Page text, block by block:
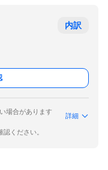
内訳
場合があります
詳細
ください。